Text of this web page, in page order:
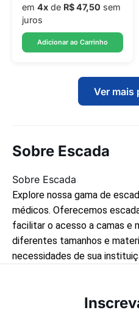
em 4x de R$ 47,50 sem
juros
Adicionar ao Carrinho
Ver mais
Sobre Escada
Sobre Escada
Explore nossa gama de
médicos. Oferecemos
facilitar o acesso a camas e
diferentes tamanhos e
necessidades de sua